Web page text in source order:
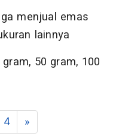
menjual emas
lainnya
50 gram, 100
4 »